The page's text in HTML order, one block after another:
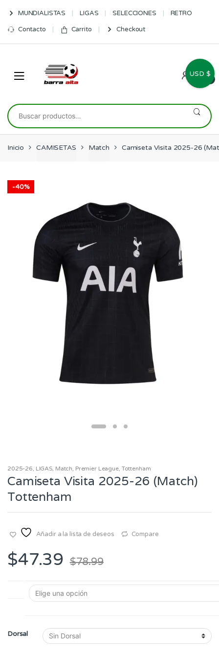
navigation
content
MUNDIALISTAS LIGAS SELECCIONES RETRO
Contacto Carrito Checkout
0
Buscar
por:
Inicio CAMISETAS Match Camiseta Visita 2025-26
-40%
2025-26, LIGAS, Match, Premier League, Tottenham
Camiseta Visita 2025-26 (Match)
Tottenham
Añadir a la lista de deseos Compare
$47.39 $78.99
Dorsal
USD $